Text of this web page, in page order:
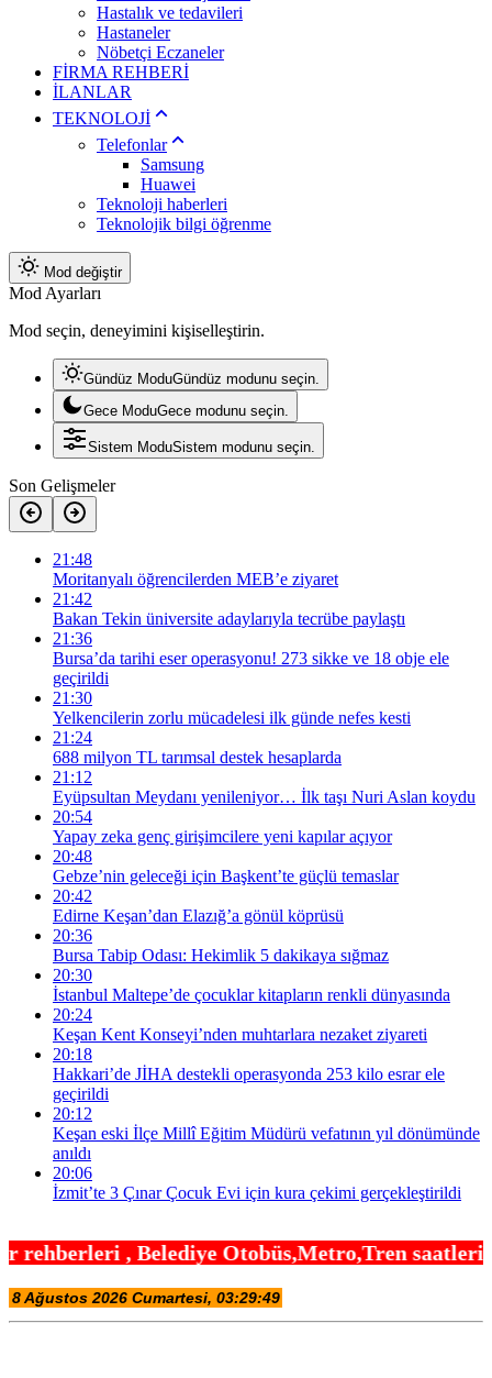
Hastalık ve tedavileri
Hastaneler
Nöbetçi Eczaneler
FİRMA REHBERİ
İLANLAR
TEKNOLOJİ
Telefonlar
Samsung
Huawei
Teknoloji haberleri
Teknolojik bilgi öğrenme
Mod değiştir
Mod Ayarları
Mod seçin, deneyimini kişiselleştirin.
Gündüz ModuGündüz modunu seçin.
Gece ModuGece modunu seçin.
Sistem ModuSistem modunu seçin.
Son Gelişmeler
21:48
Moritanyalı öğrencilerden MEB’e ziyaret
21:42
Bakan Tekin üniversite adaylarıyla tecrübe paylaştı
21:36
Bursa’da tarihi eser operasyonu! 273 sikke ve 18 obje ele
geçirildi
21:30
Yelkencilerin zorlu mücadelesi ilk günde nefes kesti
21:24
688 milyon TL tarımsal destek hesaplarda
21:12
Eyüpsultan Meydanı yenileniyor… İlk taşı Nuri Aslan koydu
20:54
Yapay zeka genç girişimcilere yeni kapılar açıyor
20:48
Gebze’nin geleceği için Başkent’te güçlü temaslar
20:42
Edirne Keşan’dan Elazığ’a gönül köprüsü
20:36
Bursa Tabip Odası: Hekimlik 5 dakikaya sığmaz
20:30
İstanbul Maltepe’de çocuklar kitapların renkli dünyasında
20:24
Keşan Kent Konseyi’nden muhtarlara nezaket ziyareti
20:18
Hakkari’de JİHA destekli operasyonda 253 kilo esrar ele
geçirildi
20:12
Keşan eski İlçe Millî Eğitim Müdürü vefatının yıl dönümünde
anıldı
20:06
İzmit’te 3 Çınar Çocuk Evi için kura çekimi gerçekleştirildi
, Belediye Otobüs,Metro,Tren saatleri